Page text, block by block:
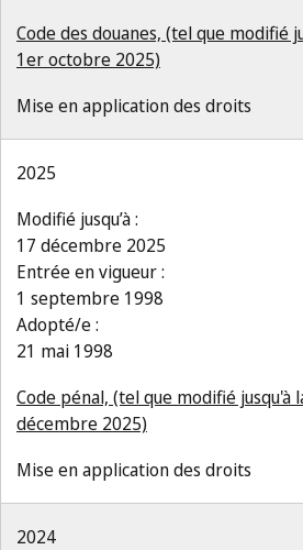
Code des douanes, (tel que modifié
1er octobre 2025)
Mise en application des droits
2025
Modifié jusqu’à :
17 décembre 2025
Entrée en vigueur :
1 septembre 1998
Adopté/e :
21 mai 1998
Code pénal, (tel que modifié jusqu'à
décembre 2025)
Mise en application des droits
2024